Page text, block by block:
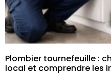
Plombier tournefeuille :
local et comprendre les